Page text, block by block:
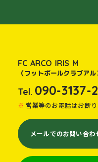
FC ARCO IRIS M
（フットボールクラブアル
Tel. 090-3137-
営業等のお電話はお断
メールでのお問い合わ